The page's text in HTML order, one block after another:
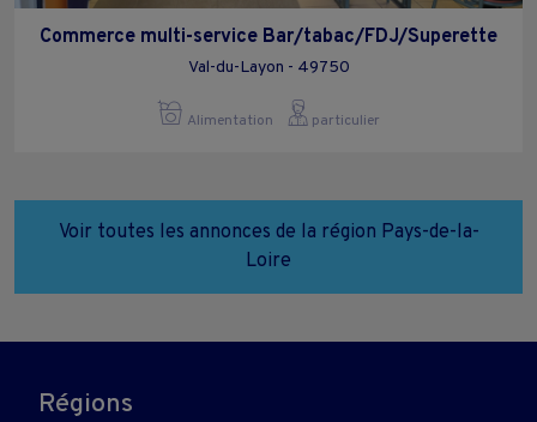
Commerce multi-service Bar/tabac/FDJ/Superette
Val-du-Layon - 49750
Alimentation particulier
Voir toutes les annonces de la région Pays-de-la-
Loire
Régions